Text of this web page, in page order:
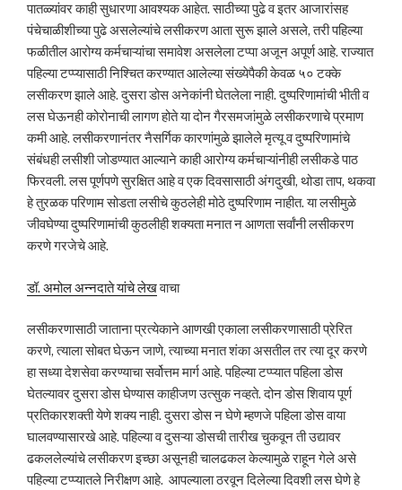
पातळ्यांवर काही सुधारणा आवश्यक आहेत. साठीच्या पुढे व इतर आजारांसह
पंचेचाळीशीच्या पुढे असलेल्यांचे लसीकरण आता सुरू झाले असले, तरी पहिल्या
फळीतील आरोग्य कर्मचाऱ्यांचा समावेश असलेला टप्पा अजून अपूर्ण आहे. राज्यात
पहिल्या टप्प्यासाठी निश्चित करण्यात आलेल्या संख्येपैकी केवळ ५० टक्के
लसीकरण झाले आहे. दुसरा डोस अनेकांनी घेतलेला नाही. दुष्परिणामांची भीती व
लस घेऊनही कोरोनाची लागण होते या दोन गैरसमजांमुळे लसीकरणाचे प्रमाण
कमी आहे. लसीकरणानंतर नैसर्गिक कारणांमुळे झालेले मृत्यू व दुष्परिणामांचे
संबंधही लसीशी जोडण्यात आल्याने काही आरोग्य कर्मचाऱ्यांनीही लसीकडे पाठ
फिरवली. लस पूर्णपणे सुरक्षित आहे व एक दिवसासाठी अंगदुखी, थोडा ताप, थकवा
हे तुरळक परिणाम सोडता लसीचे कुठलेही मोठे दुष्परिणाम नाहीत. या लसीमुळे
जीवघेण्या दुष्परिणामांची कुठलीही शक्यता मनात न आणता सर्वांनी लसीकरण
करणे गरजेचे आहे.
डॉ. अमोल अन्नदाते यांचे लेखवाचा
लसीकरणासाठी जाताना प्रत्येकाने आणखी एकाला लसीकरणासाठी प्रेरित
करणे, त्याला सोबत घेऊन जाणे, त्याच्या मनात शंका असतील तर त्या दूर करणे
हा सध्या देशसेवा करण्याचा सर्वोत्तम मार्ग आहे. पहिल्या टप्प्यात पहिला डोस
घेतल्यावर दुसरा डोस घेण्यास काहीजण उत्सुक नव्हते. दोन डोस शिवाय पूर्ण
प्रतिकारशक्ती येणे शक्य नाही. दुसरा डोस न घेणे म्हणजे पहिला डोस वाया
घालवण्यासारखे आहे. पहिल्या व दुसऱ्या डोसची तारीख चुकवून ती उद्यावर
ढकललेल्यांचे लसीकरण इच्छा असूनही चालढकल केल्यामुळे राहून गेले असे
पहिल्या टप्प्यातले निरीक्षण आहे. आपल्याला ठरवून दिलेल्या दिवशी लस घेणे हे